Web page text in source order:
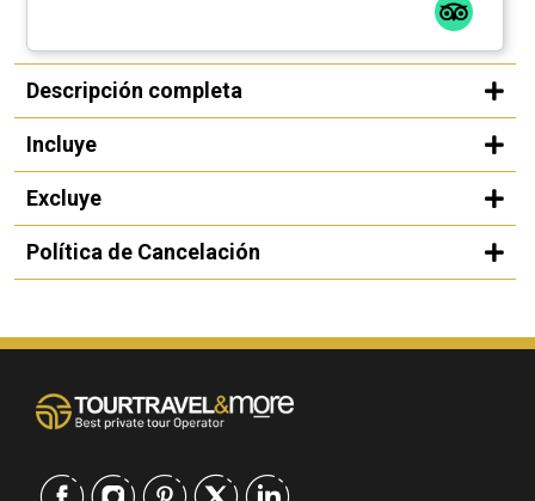
Descripción completa
Incluye
Excluye
Política de Cancelación